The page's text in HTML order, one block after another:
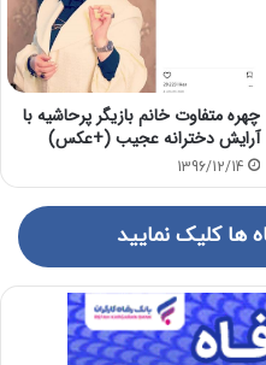
چهره متفاوت خانم بازیگر پرحاشیه با
آرایش دخترانه عجیب (+عکس)
1396/12/14
ها کلیک نمایید